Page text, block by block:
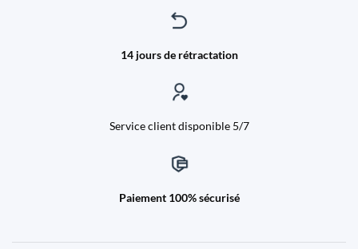
14 jours de rétractation
Service client disponible 5/7
Paiement 100% sécurisé